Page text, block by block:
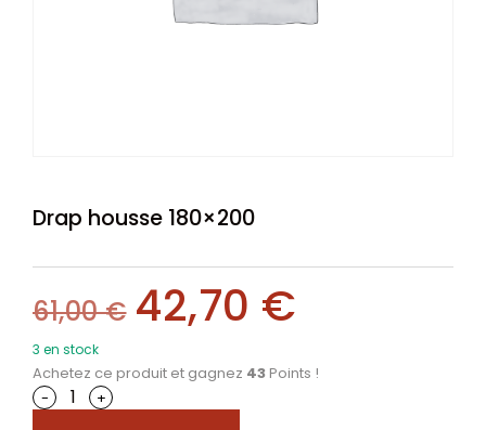
Drap housse 180×200
61,00€ 42,70 €
3 en stock
Achetez ce produit et gagnez 43 Points !
-
+